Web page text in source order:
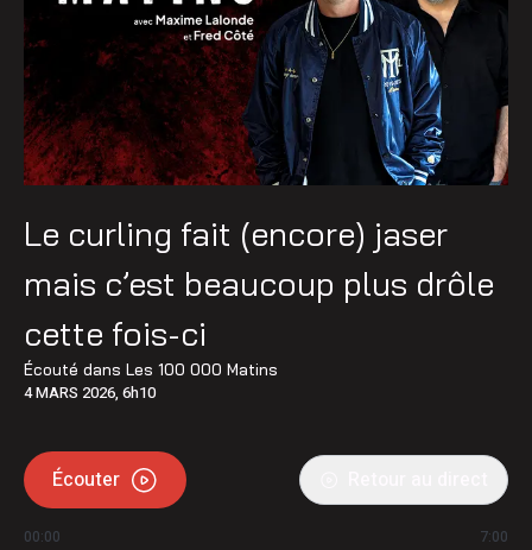
Le curling fait (encore) jaser
mais c’est beaucoup plus drôle
cette fois-ci
Écouté dans Les 100 000 Matins
4 MARS 2026, 6h10
Écouter
00:00 7:00